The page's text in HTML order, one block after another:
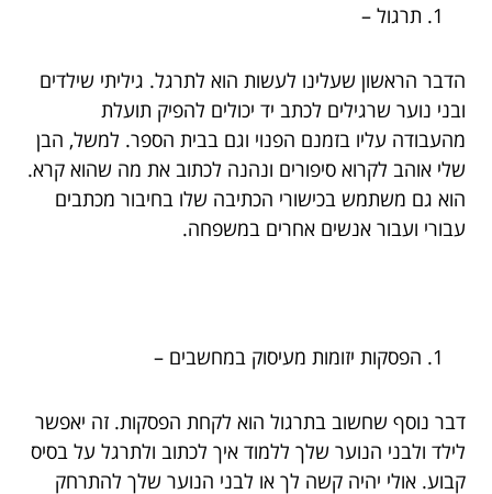
תרגול –
הדבר הראשון שעלינו לעשות הוא לתרגל. גיליתי שילדים
ובני נוער שרגילים לכתב יד יכולים להפיק תועלת
מהעבודה עליו בזמנם הפנוי וגם בבית הספר. למשל, הבן
שלי אוהב לקרוא סיפורים ונהנה לכתוב את מה שהוא קרא.
הוא גם משתמש בכישורי הכתיבה שלו בחיבור מכתבים
עבורי ועבור אנשים אחרים במשפחה.
הפסקות יזומות מעיסוק במחשבים –
דבר נוסף שחשוב בתרגול הוא לקחת הפסקות. זה יאפשר
לילד ולבני הנוער שלך ללמוד איך לכתוב ולתרגל על בסיס
קבוע. אולי יהיה קשה לך או לבני הנוער שלך להתרחק